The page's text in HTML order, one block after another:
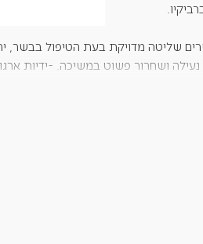
שליטה מדויקת בעת הטיפול בבשר,
נעילה ושחרור פשוט במשיכה. -ידיות
כפותחן בקבוקים, ולשני הכלים